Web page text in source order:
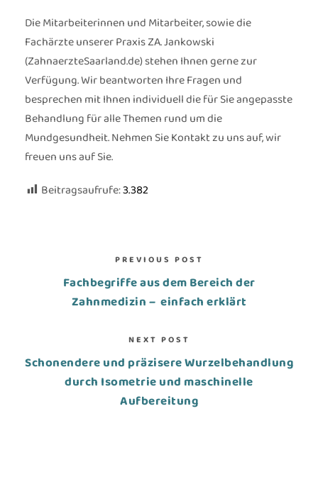
Die Mitarbeiterinnen und Mitarbeiter, sowie die
Fachärzte unserer Praxis ZA. Jankowski
(ZahnaerzteSaarland.de) stehen Ihnen gerne zur
Verfügung. Wir beantworten Ihre Fragen und
besprechen mit Ihnen individuell die für Sie angepasste
Behandlung für alle Themen rund um die
Mundgesundheit. Nehmen Sie Kontakt zu uns auf, wir
freuen uns auf Sie.
Beitragsaufrufe:3.382
PREVIOUS POST
Fachbegriffe aus dem Bereich der
Zahnmedizin – einfach erklärt
NEXT POST
Schonendere und präzisere Wurzelbehandlung
durch Isometrie und maschinelle
Aufbereitung